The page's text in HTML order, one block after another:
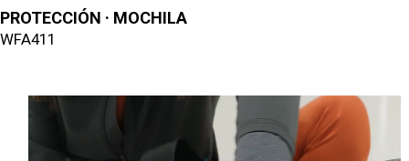
PROTECCIÓN · MOCHILA
WFA411